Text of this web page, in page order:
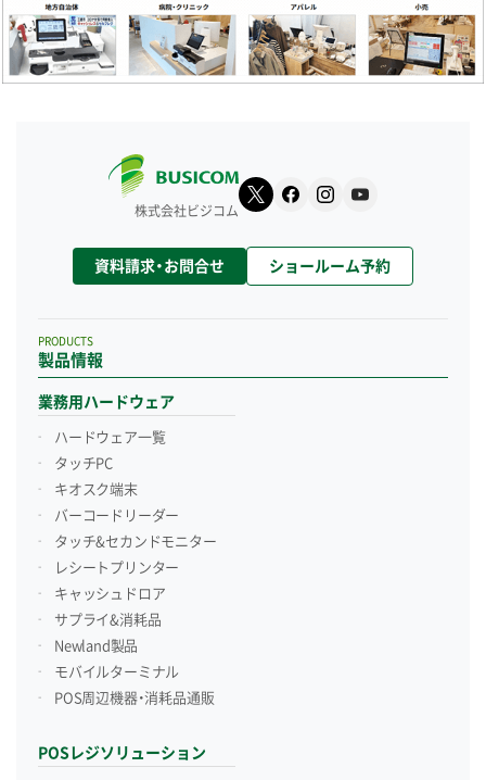
株式会社ビジコム
資料請求・お問合せ ショールーム予約
製品情報
PRODUCTS
業務用ハードウェア
ハードウェア一覧
タッチPC
キオスク端末
バーコードリーダー
タッチ&セカンドモニター
レシートプリンター
キャッシュドロア
サプライ&消耗品
Newland製品
モバイルターミナル
POS周辺機器・消耗品通販
POSレジソリューション